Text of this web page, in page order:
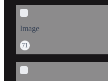
Image
71